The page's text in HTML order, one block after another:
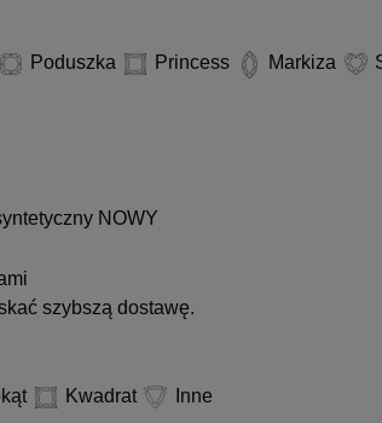
Poduszka Princess Markiza
NOWY
szybszą dostawę.
Kwadrat
Inne